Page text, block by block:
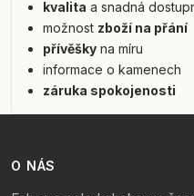
kvalita a snadná
možnost zboží na přání
přívěškyna míru
informace o kamenech
záruka spokojenosti
O NÁS